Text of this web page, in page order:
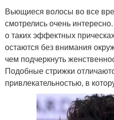
Вьющиеся волосы во все
смотрелись очень
о таких эффектных
остаются без внимания
чем подчеркнуть
Подобные стрижки
привлекательностью, в